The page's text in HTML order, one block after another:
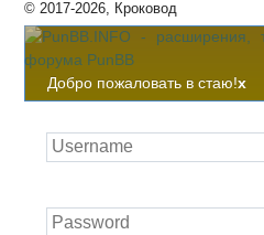
© 2017-2026, Кроковод
Добро пожаловать в стаю!x